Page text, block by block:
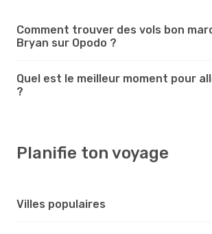
Comment trouver des vols bon
Bryan sur Opodo ?
Quel est le meilleur moment pour
?
Planifie ton voyage
Villes populaires